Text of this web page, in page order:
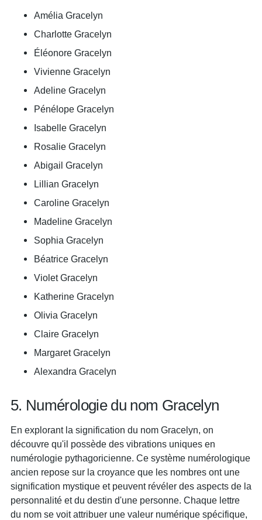
Amélia Gracelyn
Charlotte Gracelyn
Éléonore Gracelyn
Vivienne Gracelyn
Adeline Gracelyn
Pénélope Gracelyn
Isabelle Gracelyn
Rosalie Gracelyn
Abigail Gracelyn
Lillian Gracelyn
Caroline Gracelyn
Madeline Gracelyn
Sophia Gracelyn
Béatrice Gracelyn
Violet Gracelyn
Katherine Gracelyn
Olivia Gracelyn
Claire Gracelyn
Margaret Gracelyn
Alexandra Gracelyn
5. Numérologie du nom Gracelyn
En explorant la signification du nom Gracelyn, on
découvre qu'il possède des vibrations uniques en
numérologie pythagoricienne. Ce système numérologique
ancien repose sur la croyance que les nombres ont une
signification mystique et peuvent révéler des aspects de la
personnalité et du destin d'une personne. Chaque lettre
du nom se voit attribuer une valeur numérique spécifique,